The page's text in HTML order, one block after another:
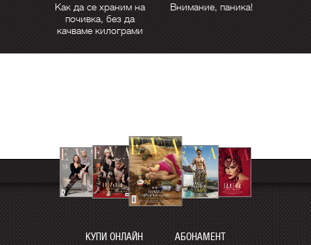
Как да се храним на
почивка, без да
качваме килограми
Внимание, паника!
КУПИ ОНЛАЙН АБОНАМЕНТ